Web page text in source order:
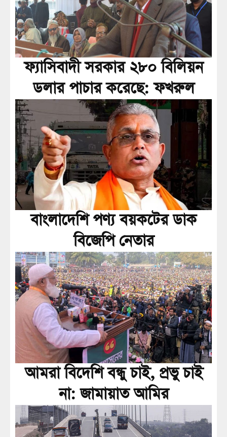
ফ্যাসিবাদী সরকার ২৮০ বিলিয়ন
ডলার পাচার করেছে: ফখরুল
বাংলাদেশি পণ্য বয়কটের ডাক
বিজেপি নেতার
আমরা বিদেশি বন্ধু চাই, প্রভু চাই
না: জামায়াত আমির